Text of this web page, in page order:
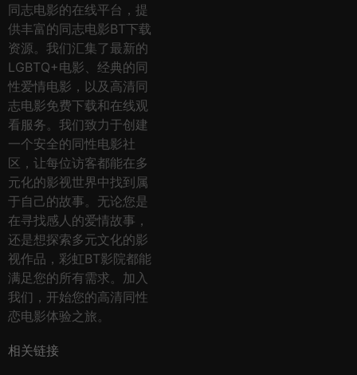
同志电影的在线平台，提
供丰富的同志电影BT下载
资源。我们汇集了最新的
LGBTQ+电影、经典的同
性爱情电影，以及高清同
志电影免费下载和在线观
看服务。我们致力于创建
一个安全的同性电影社
区，让每位访客都能在多
元化的影视世界中找到属
于自己的故事。无论您是
在寻找感人的爱情故事，
还是想探索多元文化的影
视作品，彩虹BT影院都能
满足您的所有需求。加入
我们，开始您的高清同性
恋电影体验之旅。
相关链接